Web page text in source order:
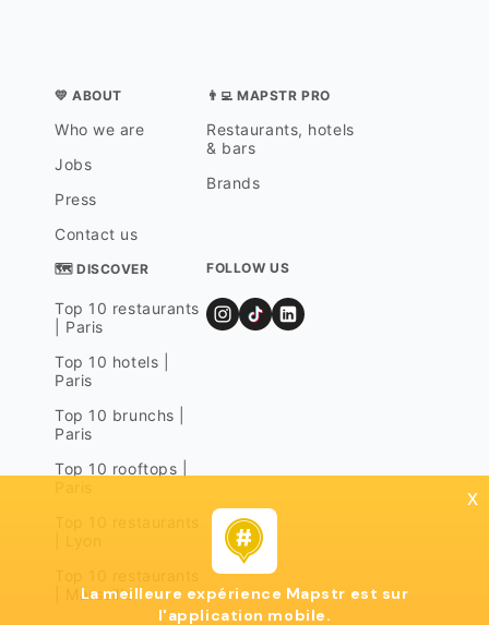
💛 ABOUT
Who we are
Jobs
Press
Contact us
👨‍💻 MAPSTR PRO
Restaurants, hotels
& bars
Brands
🗺 DISCOVER
Top 10 restaurants
| Paris
Top 10 hotels |
Paris
Top 10 brunchs |
Paris
Top 10 rooftops |
| Marseille
FOLLOW US
x
La meilleure expérience Mapstr est sur
l'application mobile.